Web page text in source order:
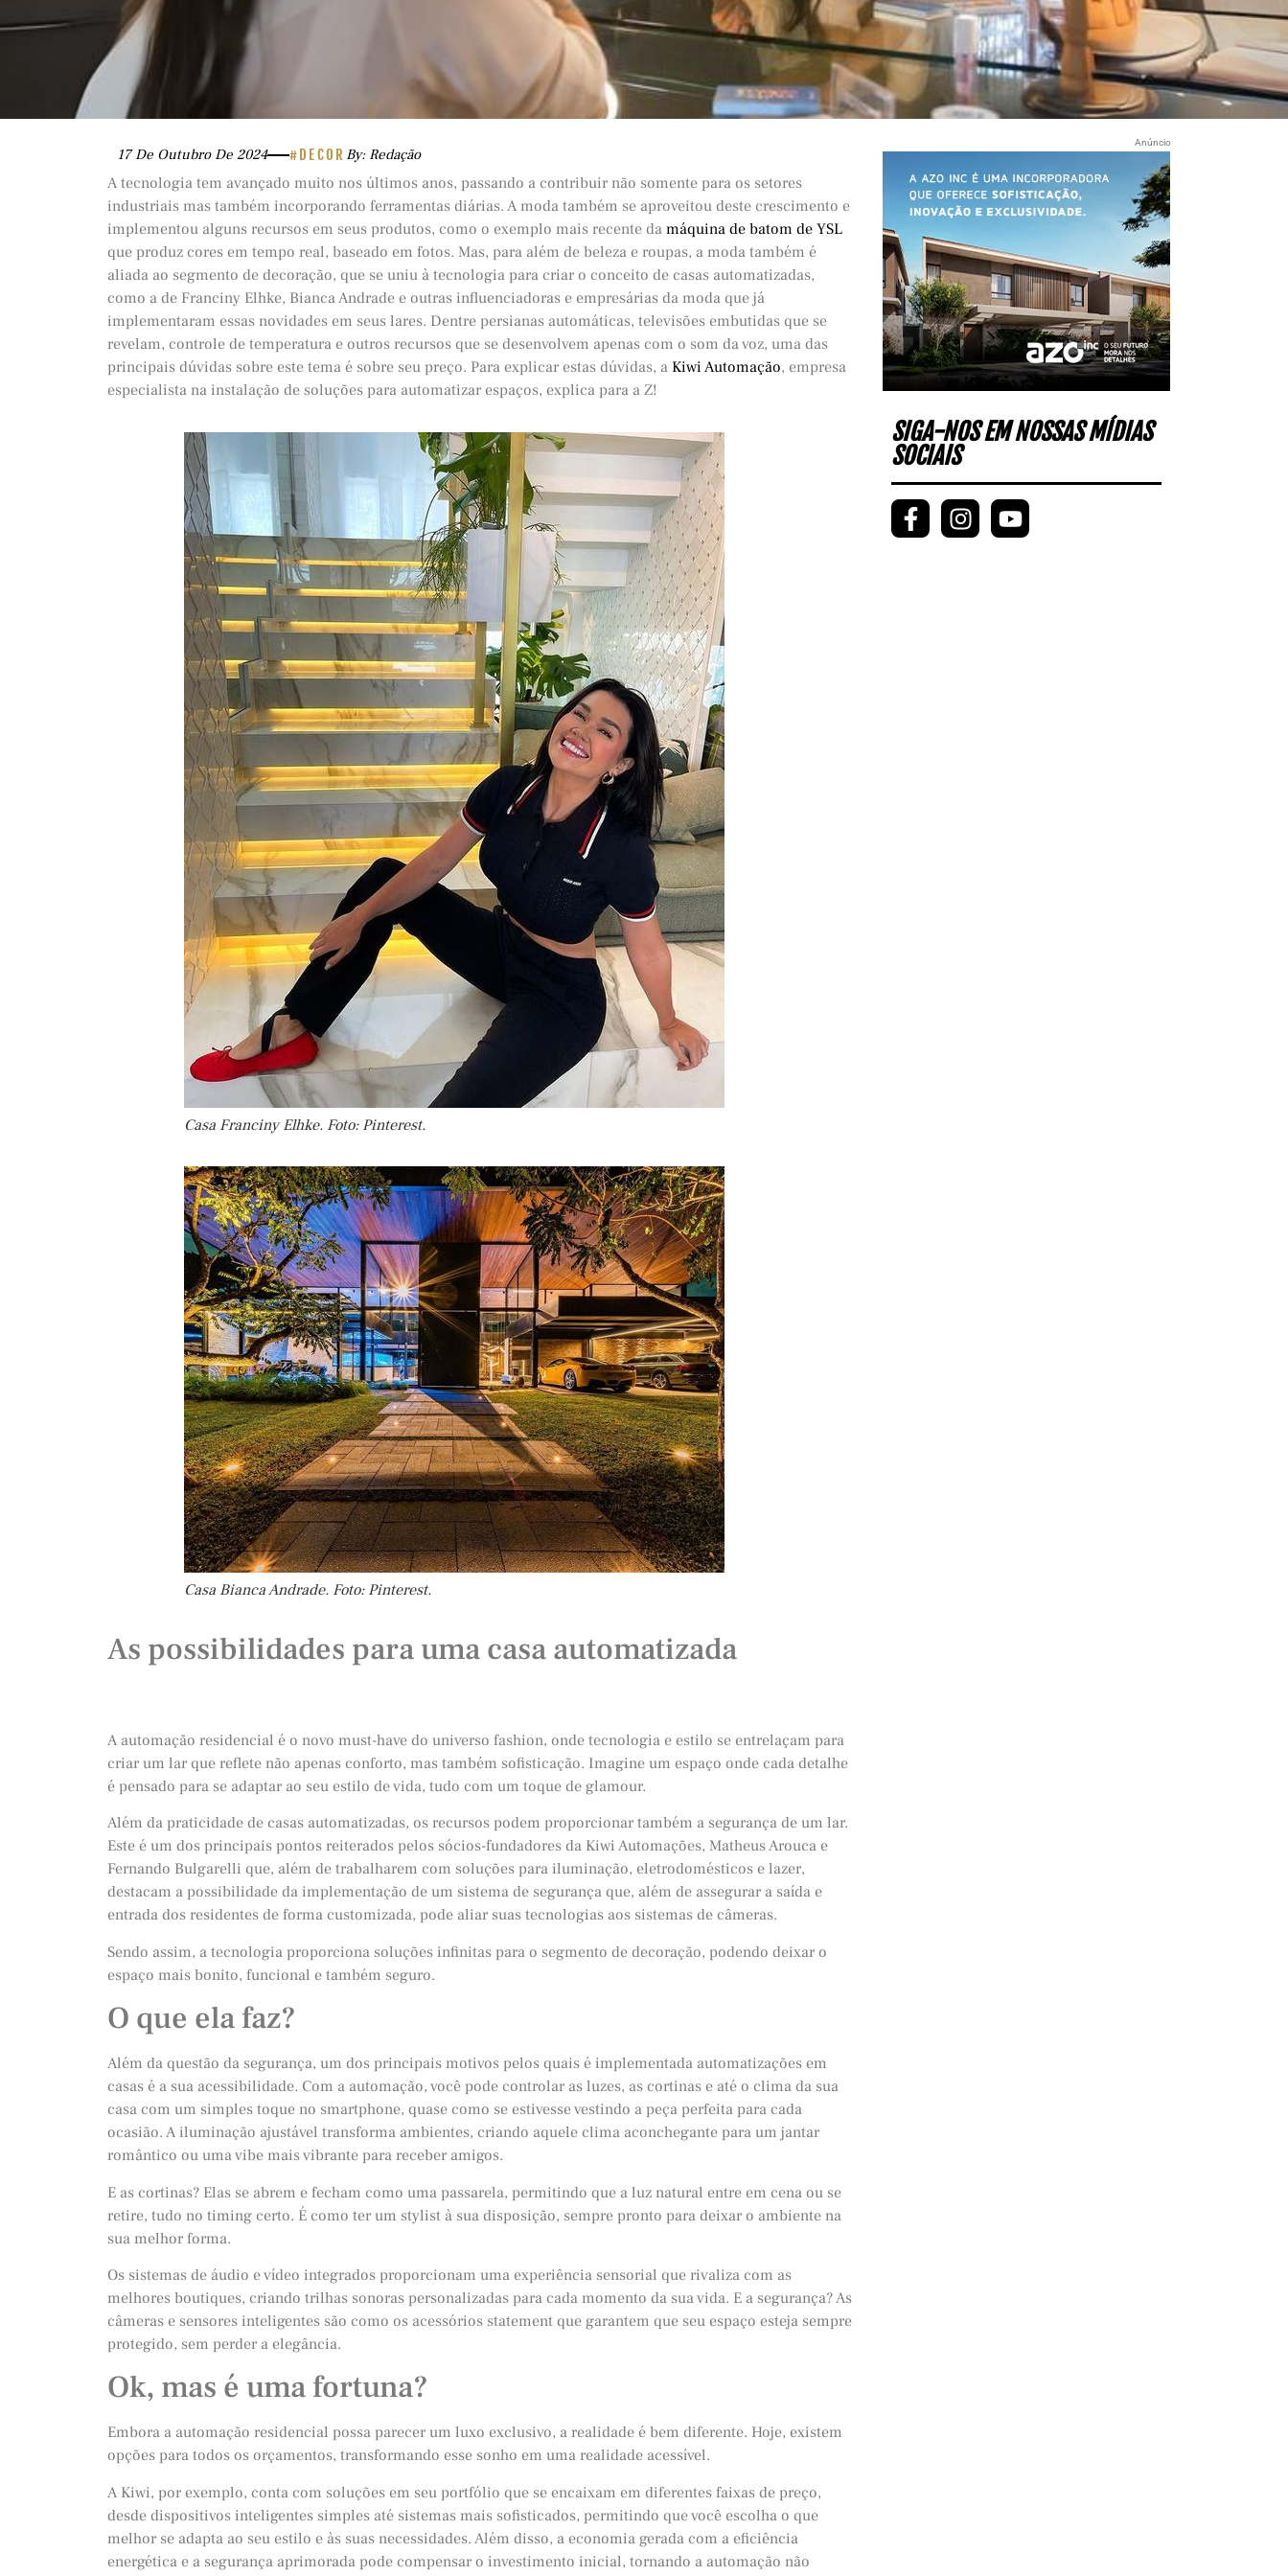
17 De Outubro De 2024 #DECOR By: Redação
A tecnologia tem avançado muito nos últimos anos, passando a contribuir não somente para os setores
industriais mas também incorporando ferramentas diárias. A moda também se aproveitou deste crescimento e
implementou alguns recursos em seus produtos, como o exemplo mais recente da máquina de batom de YSL
que produz cores em tempo real, baseado em fotos. Mas, para além de beleza e roupas, a moda também é
aliada ao segmento de decoração, que se uniu à tecnologia para criar o conceito de casas automatizadas,
como a de Franciny Elhke, Bianca Andrade e outras influenciadoras e empresárias da moda que já
implementaram essas novidades em seus lares. Dentre persianas automáticas, televisões embutidas que se
revelam, controle de temperatura e outros recursos que se desenvolvem apenas com o som da voz, uma das
principais dúvidas sobre este tema é sobre seu preço. Para explicar estas dúvidas, a Kiwi Automação, empresa
especialista na instalação de soluções para automatizar espaços, explica para a Z!
Casa Franciny Elhke. Foto: Pinterest.
Casa Bianca Andrade. Foto: Pinterest.
As possibilidades para uma casa automatizada
A automação residencial é o novo must-have do universo fashion, onde tecnologia e estilo se entrelaçam para
criar um lar que reflete não apenas conforto, mas também sofisticação. Imagine um espaço onde cada detalhe
é pensado para se adaptar ao seu estilo de vida, tudo com um toque de glamour.
Além da praticidade de casas automatizadas, os recursos podem proporcionar também a segurança de um lar.
Este é um dos principais pontos reiterados pelos sócios-fundadores da Kiwi Automações, Matheus Arouca e
Fernando Bulgarelli que, além de trabalharem com soluções para iluminação, eletrodomésticos e lazer,
destacam a possibilidade da implementação de um sistema de segurança que, além de assegurar a saída e
entrada dos residentes de forma customizada, pode aliar suas tecnologias aos sistemas de câmeras.
Sendo assim, a tecnologia proporciona soluções infinitas para o segmento de decoração, podendo deixar o
espaço mais bonito, funcional e também seguro.
O que ela faz?
Além da questão da segurança, um dos principais motivos pelos quais é implementada automatizações em
casas é a sua acessibilidade. Com a automação, você pode controlar as luzes, as cortinas e até o clima da sua
casa com um simples toque no smartphone, quase como se estivesse vestindo a peça perfeita para cada
ocasião. A iluminação ajustável transforma ambientes, criando aquele clima aconchegante para um jantar
romântico ou uma vibe mais vibrante para receber amigos.
E as cortinas? Elas se abrem e fecham como uma passarela, permitindo que a luz natural entre em cena ou se
retire, tudo no timing certo. É como ter um stylist à sua disposição, sempre pronto para deixar o ambiente na
sua melhor forma.
Os sistemas de áudio e vídeo integrados proporcionam uma experiência sensorial que rivaliza com as
melhores boutiques, criando trilhas sonoras personalizadas para cada momento da sua vida. E a segurança? As
câmeras e sensores inteligentes são como os acessórios statement que garantem que seu espaço esteja sempre
protegido, sem perder a elegância.
Ok, mas é uma fortuna?
Embora a automação residencial possa parecer um luxo exclusivo, a realidade é bem diferente. Hoje, existem
opções para todos os orçamentos, transformando esse sonho em uma realidade acessível.
A Kiwi, por exemplo, conta com soluções em seu portfólio que se encaixam em diferentes faixas de preço,
desde dispositivos inteligentes simples até sistemas mais sofisticados, permitindo que você escolha o que
melhor se adapta ao seu estilo e às suas necessidades. Além disso, a economia gerada com a eficiência
energética e a segurança aprimorada pode compensar o investimento inicial, tornando a automação não
Anúncio
SIGA-NOS EM NOSSAS MÍDIAS
SOCIAIS